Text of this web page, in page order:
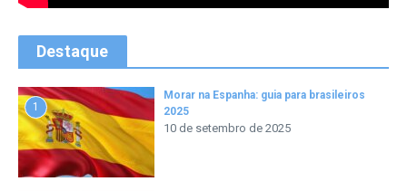
Destaque
1
Morar na Espanha: guia para brasileiros
2025
10 de setembro de 2025